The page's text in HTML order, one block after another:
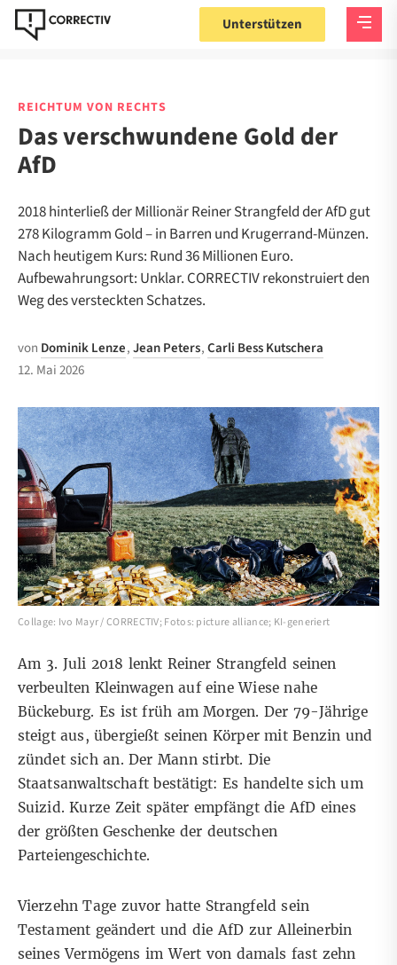
Unterstützen
REICHTUM VON RECHTS
Das verschwundene Gold der
AfD
2018 hinterließ der Millionär Reiner Strangfeld der AfD gut
278 Kilogramm Gold – in Barren und Krugerrand-Münzen.
Nach heutigem Kurs: Rund 36 Millionen Euro.
Aufbewahrungsort: Unklar. CORRECTIV rekonstruiert den
Weg des versteckten Schatzes.
von Dominik Lenze,Jean Peters,Carli Bess Kutschera
12. Mai 2026
Collage: Ivo Mayr / CORRECTIV; Fotos: picture alliance; KI-generiert
Am 3. Juli 2018 lenkt Reiner Strangfeld seinen
verbeulten Kleinwagen auf eine Wiese nahe
Bückeburg. Es ist früh am Morgen. Der 79-Jährige
steigt aus, übergießt seinen Körper mit Benzin und
zündet sich an. Der Mann stirbt. Die
Staatsanwaltschaft bestätigt:Es handelte sich um
Suizid. Kurze Zeit später empfängt die AfD eines
der größten Geschenke der deutschen
Parteiengeschichte.
Vierzehn Tage zuvor hatte Strangfeld sein
Testament geändert und die AfD zur Alleinerbin
seines Vermögens im Wert von damals fast zehn